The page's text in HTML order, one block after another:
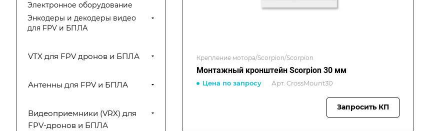
Крепление мотора/Scorpion/Scorpion
Монтажный кронштейн Scorpion 30 мм
Цена по запросу Арт. CrossMount30
Запросить КП
Электронное оборудование
Энкодеры и декодеры видео
для FPV и БПЛА
VTX для FPV дронов и БПЛА
Антенны для FPV и БПЛА
Видеоприемники (VRX) для
FPV-дронов и БПЛА